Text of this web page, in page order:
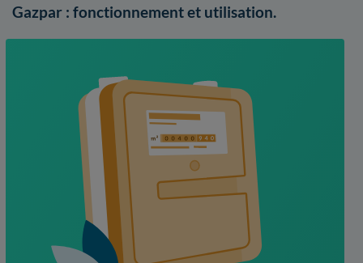
Gazpar : fonctionnement et utilisation.